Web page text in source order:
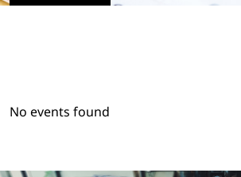
No events found